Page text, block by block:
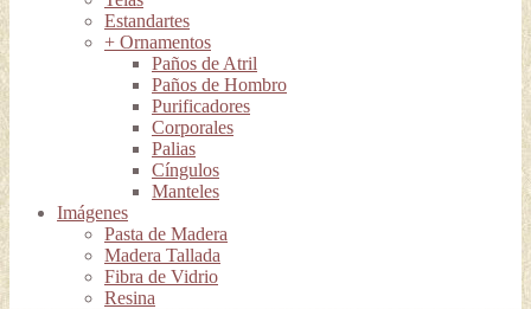
Estandartes
+ Ornamentos
Paños de Atril
Paños de Hombro
Purificadores
Corporales
Palias
Cíngulos
Manteles
Imágenes
Pasta de Madera
Madera Tallada
Fibra de Vidrio
Resina